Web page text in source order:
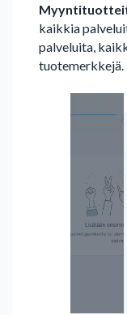
kaikkia
palveluita,
tuotemerkkejä.